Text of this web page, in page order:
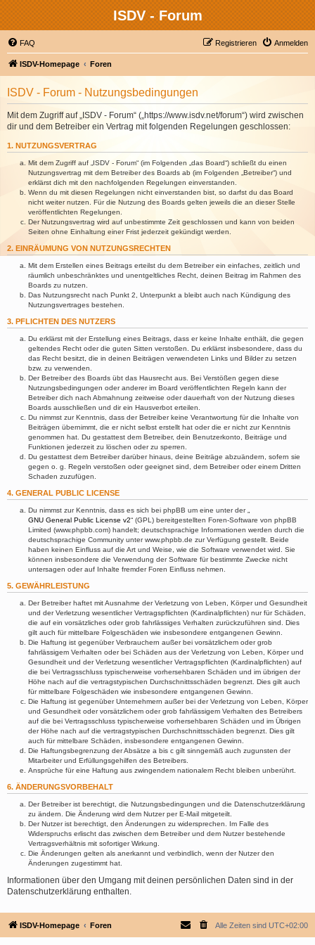
ISDV - Forum
FAQ Anmelden
Registrieren
ISDV-Homepage Foren
ISDV - Forum - Nutzungsbedingungen
Mit dem Zugriff auf „ISDV - Forum“ („https://www.isdv.net/forum“) wird zwischen
dir und dem Betreiber ein Vertrag mit folgenden Regelungen geschlossen:
1. NUTZUNGSVERTRAG
Mit dem Zugriff auf „ISDV - Forum“ (im Folgenden „das Board“) schließt du einen
Nutzungsvertrag mit dem Betreiber des Boards ab (im Folgenden „Betreiber“) und
erklärst dich mit den nachfolgenden Regelungen einverstanden.
Wenn du mit diesen Regelungen nicht einverstanden bist, so darfst du das Board
nicht weiter nutzen. Für die Nutzung des Boards gelten jeweils die an dieser Stelle
veröffentlichten Regelungen.
Der Nutzungsvertrag wird auf unbestimmte Zeit geschlossen und kann von beiden
Seiten ohne Einhaltung einer Frist jederzeit gekündigt werden.
2. EINRÄUMUNG VON NUTZUNGSRECHTEN
Mit dem Erstellen eines Beitrags erteilst du dem Betreiber ein einfaches, zeitlich und
räumlich unbeschränktes und unentgeltliches Recht, deinen Beitrag im Rahmen des
Boards zu nutzen.
Das Nutzungsrecht nach Punkt 2, Unterpunkt a bleibt auch nach Kündigung des
Nutzungsvertrages bestehen.
3. PFLICHTEN DES NUTZERS
Du erklärst mit der Erstellung eines Beitrags, dass er keine Inhalte enthält, die gegen
geltendes Recht oder die guten Sitten verstoßen. Du erklärst insbesondere, dass du
das Recht besitzt, die in deinen Beiträgen verwendeten Links und Bilder zu setzen
bzw. zu verwenden.
Der Betreiber des Boards übt das Hausrecht aus. Bei Verstößen gegen diese
Nutzungsbedingungen oder anderer im Board veröffentlichten Regeln kann der
Betreiber dich nach Abmahnung zeitweise oder dauerhaft von der Nutzung dieses
Boards ausschließen und dir ein Hausverbot erteilen.
Du nimmst zur Kenntnis, dass der Betreiber keine Verantwortung für die Inhalte von
Beiträgen übernimmt, die er nicht selbst erstellt hat oder die er nicht zur Kenntnis
genommen hat. Du gestattest dem Betreiber, dein Benutzerkonto, Beiträge und
Funktionen jederzeit zu löschen oder zu sperren.
Du gestattest dem Betreiber darüber hinaus, deine Beiträge abzuändern, sofern sie
gegen o. g. Regeln verstoßen oder geeignet sind, dem Betreiber oder einem Dritten
Schaden zuzufügen.
4. GENERAL PUBLIC LICENSE
Du nimmst zur Kenntnis, dass es sich bei phpBB um eine unter der „
GNU General Public License v2“ (GPL) bereitgestellten Foren-Software von phpBB
Limited (www.phpbb.com) handelt; deutschsprachige Informationen werden durch die
deutschsprachige Community unter www.phpbb.de zur Verfügung gestellt. Beide
haben keinen Einfluss auf die Art und Weise, wie die Software verwendet wird. Sie
können insbesondere die Verwendung der Software für bestimmte Zwecke nicht
untersagen oder auf Inhalte fremder Foren Einfluss nehmen.
5. GEWÄHRLEISTUNG
Der Betreiber haftet mit Ausnahme der Verletzung von Leben, Körper und Gesundheit
und der Verletzung wesentlicher Vertragspflichten (Kardinalpflichten) nur für Schäden,
die auf ein vorsätzliches oder grob fahrlässiges Verhalten zurückzuführen sind. Dies
gilt auch für mittelbare Folgeschäden wie insbesondere entgangenen Gewinn.
Die Haftung ist gegenüber Verbrauchern außer bei vorsätzlichem oder grob
fahrlässigem Verhalten oder bei Schäden aus der Verletzung von Leben, Körper und
Gesundheit und der Verletzung wesentlicher Vertragspflichten (Kardinalpflichten) auf
die bei Vertragsschluss typischerweise vorhersehbaren Schäden und im übrigen der
Höhe nach auf die vertragstypischen Durchschnittsschäden begrenzt. Dies gilt auch
für mittelbare Folgeschäden wie insbesondere entgangenen Gewinn.
Die Haftung ist gegenüber Unternehmern außer bei der Verletzung von Leben, Körper
und Gesundheit oder vorsätzlichem oder grob fahrlässigem Verhalten des Betreibers
auf die bei Vertragsschluss typischerweise vorhersehbaren Schäden und im Übrigen
der Höhe nach auf die vertragstypischen Durchschnittsschäden begrenzt. Dies gilt
auch für mittelbare Schäden, insbesondere entgangenen Gewinn.
Die Haftungsbegrenzung der Absätze a bis c gilt sinngemäß auch zugunsten der
Mitarbeiter und Erfüllungsgehilfen des Betreibers.
Ansprüche für eine Haftung aus zwingendem nationalem Recht bleiben unberührt.
6. ÄNDERUNGSVORBEHALT
Der Betreiber ist berechtigt, die Nutzungsbedingungen und die Datenschutzerklärung
zu ändern. Die Änderung wird dem Nutzer per E-Mail mitgeteilt.
Der Nutzer ist berechtigt, den Änderungen zu widersprechen. Im Falle des
Widerspruchs erlischt das zwischen dem Betreiber und dem Nutzer bestehende
Vertragsverhältnis mit sofortiger Wirkung.
Die Änderungen gelten als anerkannt und verbindlich, wenn der Nutzer den
Änderungen zugestimmt hat.
Informationen über den Umgang mit deinen persönlichen Daten sind in der
Datenschutzerklärung enthalten.
ISDV-Homepage Foren Alle Zeiten sind UTC+02:00